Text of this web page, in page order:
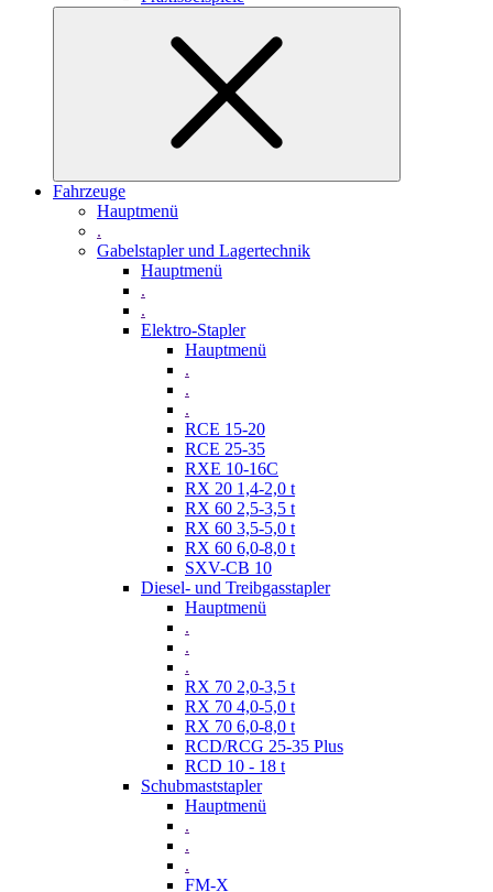
Fahrzeuge
Hauptmenü
.
Gabelstapler und Lagertechnik
Hauptmenü
.
.
Elektro-Stapler
Hauptmenü
.
.
.
RCE 15-20
RCE 25-35
RXE 10-16C
RX 20 1,4-2,0 t
RX 60 2,5-3,5 t
RX 60 3,5-5,0 t
RX 60 6,0-8,0 t
SXV-CB 10
Diesel- und Treibgasstapler
Hauptmenü
.
.
.
RX 70 2,0-3,5 t
RX 70 4,0-5,0 t
RX 70 6,0-8,0 t
RCD/RCG 25-35 Plus
RCD 10 - 18 t
Schubmaststapler
Hauptmenü
.
.
.
FM-X